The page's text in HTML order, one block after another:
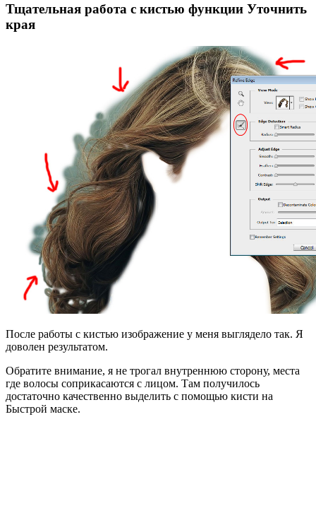
Тщательная работа с кистью функции Уточнить
края
После работы с кистью изображение у меня выглядело так. Я
доволен результатом.
Обратите внимание, я не трогал внутреннюю сторону, места
где волосы соприкасаются с лицом. Там получилось
достаточно качественно выделить с помощью кисти на
Быстрой маске.